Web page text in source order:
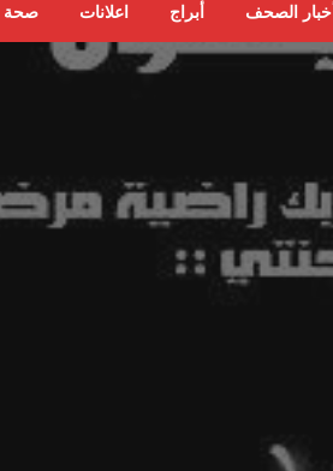
الصحف أبراج اعلانات صحة